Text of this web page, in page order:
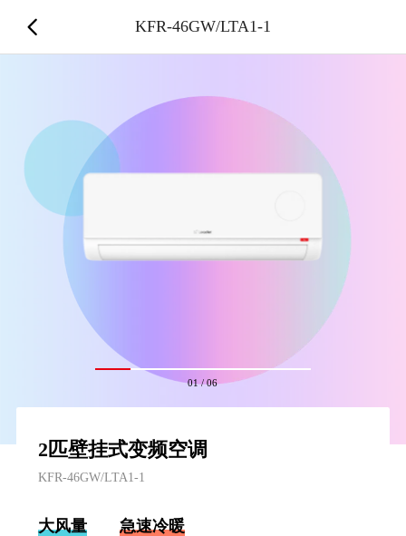
01/06
2匹壁挂式变频空调
KFR-46GW/LTA1-1
大风量 急速冷暖
KFR-46GW/LTA1-1